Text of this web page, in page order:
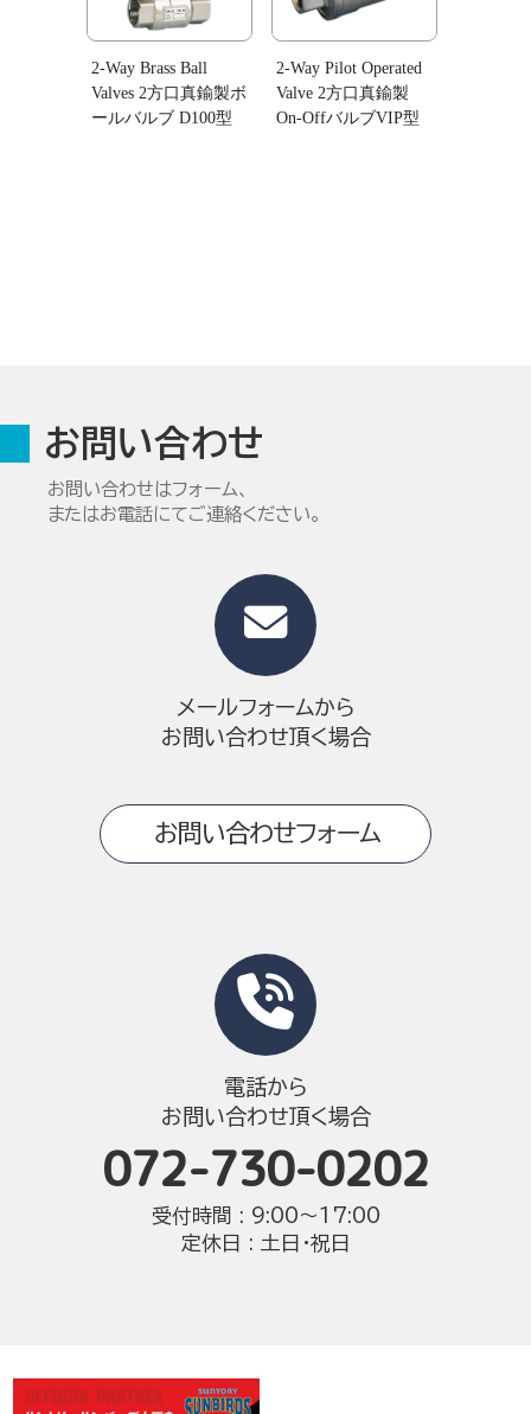
2-Way Brass Ball
Valves 2方口真鍮製ボ
ールバルブ D100型
2-Way Pilot Operated
Valve 2方口真鍮製
On-OffバルブVIP型
お問い合わせ
お問い合わせはフォーム、
またはお電話にてご連絡ください。
メールフォームから
お問い合わせ頂く場合
お問い合わせフォーム
電話から
お問い合わせ頂く場合
072-730-0202
受付時間 : 9:00〜17:00
定休日 : 土日・祝日